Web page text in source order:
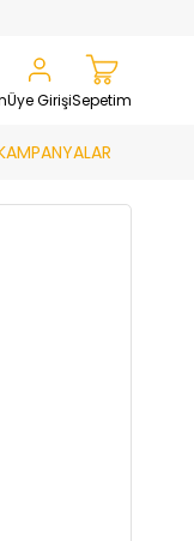
Üye GirişiSepetim